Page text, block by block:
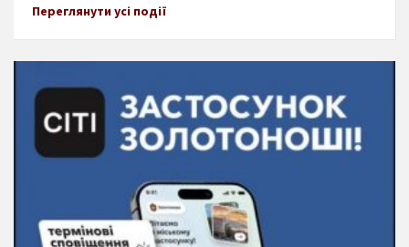
Переглянути усі події